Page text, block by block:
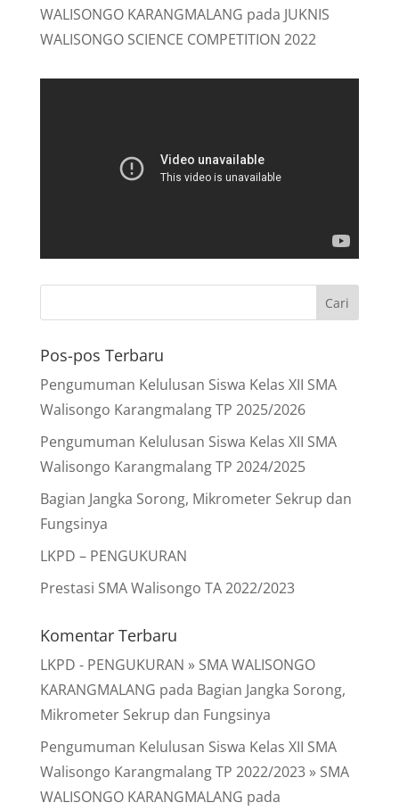
WALISONGO KARANGMALANG pada JUKNIS
WALISONGO SCIENCE COMPETITION 2022
Pos-pos Terbaru
Pengumuman Kelulusan Siswa Kelas XII SMA
Walisongo Karangmalang TP 2025/2026
Pengumuman Kelulusan Siswa Kelas XII SMA
Walisongo Karangmalang TP 2024/2025
Bagian Jangka Sorong, Mikrometer Sekrup dan
Fungsinya
LKPD – PENGUKURAN
Prestasi SMA Walisongo TA 2022/2023
Komentar Terbaru
LKPD - PENGUKURAN » SMA WALISONGO
KARANGMALANG pada Bagian Jangka Sorong,
Mikrometer Sekrup dan Fungsinya
Pengumuman Kelulusan Siswa Kelas XII SMA
Walisongo Karangmalang TP 2022/2023 » SMA
WALISONGO KARANGMALANG pada